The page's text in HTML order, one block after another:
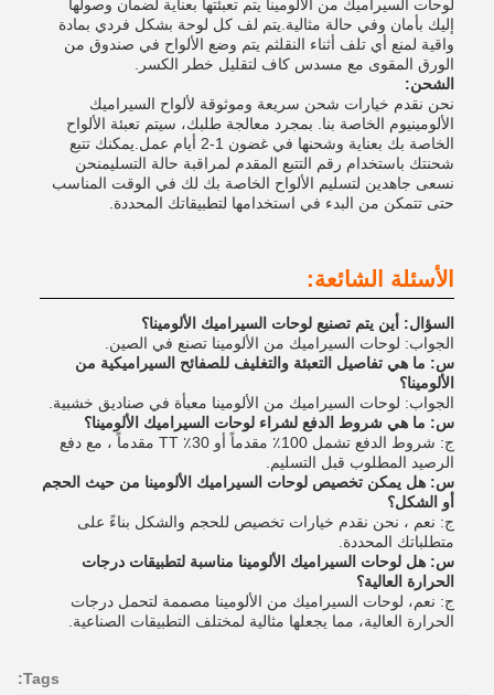
لوحات السيراميك من الألومينا يتم تعبئتها بعناية لضمان وصولها
إليك بأمان وفي حالة مثالية.يتم لف كل لوحة بشكل فردي بمادة
واقية لمنع أي تلف أثناء النقلثم يتم وضع الألواح في صندوق من
الورق المقوى مع مسدس كاف لتقليل خطر الكسر.
الشحن:
نحن نقدم خيارات شحن سريعة وموثوقة لألواح السيراميك
الألومينيوم الخاصة بنا. بمجرد معالجة طلبك، سيتم تعبئة الألواح
الخاصة بك بعناية وشحنها في غضون 1-2 أيام عمل.يمكنك تتبع
شحنتك باستخدام رقم التتبع المقدم لمراقبة حالة التسليمنحن
نسعى جاهدين لتسليم الألواح الخاصة بك لك في الوقت المناسب
حتى تتمكن من البدء في استخدامها لتطبيقاتك المحددة.
الأسئلة الشائعة:
السؤال: أين يتم تصنيع لوحات السيراميك الألومينا؟
الجواب: لوحات السيراميك من الألومينا تصنع في الصين.
س: ما هي تفاصيل التعبئة والتغليف للصفائح السيراميكية من
الألومينا؟
الجواب: لوحات السيراميك من الألومينا معبأة في صناديق خشبية.
س: ما هي شروط الدفع لشراء لوحات السيراميك الألومينا؟
ج: شروط الدفع تشمل 100٪ مقدماً أو 30٪ TT مقدماً ، مع دفع
الرصيد المطلوب قبل التسليم.
س: هل يمكن تخصيص لوحات السيراميك الألومينا من حيث الحجم
أو الشكل؟
ج: نعم ، نحن نقدم خيارات تخصيص للحجم والشكل بناءً على
متطلباتك المحددة.
س: هل لوحات السيراميك الألومينا مناسبة لتطبيقات درجات
الحرارة العالية؟
ج: نعم، لوحات السيراميك من الألومينا مصممة لتحمل درجات
الحرارة العالية، مما يجعلها مثالية لمختلف التطبيقات الصناعية.
Tags: